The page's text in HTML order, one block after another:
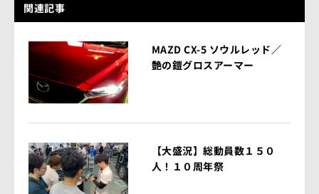
関連記事
MAZD CX-5 ソウルレッド／
艶の鎧グロスアーマー
【大盛況】総動員数１５０
人！１０周年祭